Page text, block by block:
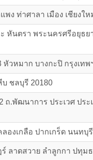
พง ท่าศาลา เมือง เชียงให
หันตรา พระนครศรีอยุธย
หัวหมาก บางกะปิ กรุงเทพ
ชลบุรี 20180
ถ.พัฒนาการ ประเวศ ประ
องเกลือ ปากเกร็ด นนทบุรี
ลาดสวาย ลำลูกกา ปทุม